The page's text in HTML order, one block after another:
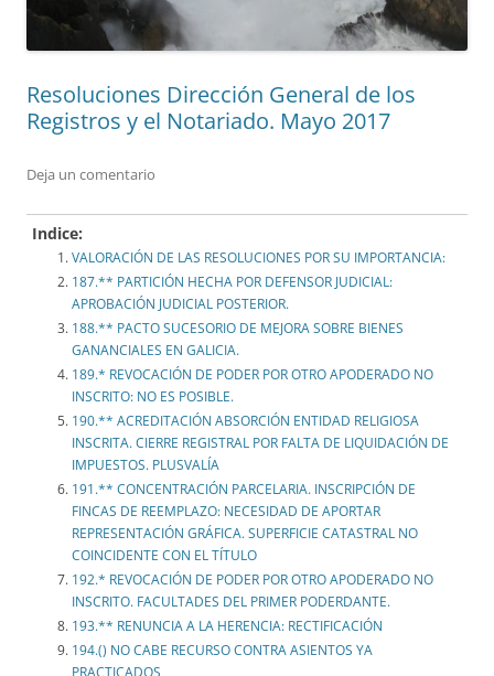
Resoluciones Dirección General de los
Registros y el Notariado. Mayo 2017
Deja un comentario
Indice:
VALORACIÓN DE LAS RESOLUCIONES POR SU IMPORTANCIA:
187.** PARTICIÓN HECHA POR DEFENSOR JUDICIAL:
APROBACIÓN JUDICIAL POSTERIOR.
188.** PACTO SUCESORIO DE MEJORA SOBRE BIENES
GANANCIALES EN GALICIA.
189.* REVOCACIÓN DE PODER POR OTRO APODERADO NO
INSCRITO: NO ES POSIBLE.
190.** ACREDITACIÓN ABSORCIÓN ENTIDAD RELIGIOSA
INSCRITA. CIERRE REGISTRAL POR FALTA DE LIQUIDACIÓN DE
IMPUESTOS. PLUSVALÍA
191.** CONCENTRACIÓN PARCELARIA. INSCRIPCIÓN DE
FINCAS DE REEMPLAZO: NECESIDAD DE APORTAR
REPRESENTACIÓN GRÁFICA. SUPERFICIE CATASTRAL NO
COINCIDENTE CON EL TÍTULO
192.* REVOCACIÓN DE PODER POR OTRO APODERADO NO
INSCRITO. FACULTADES DEL PRIMER PODERDANTE.
193.** RENUNCIA A LA HERENCIA: RECTIFICACIÓN
194.() NO CABE RECURSO CONTRA ASIENTOS YA